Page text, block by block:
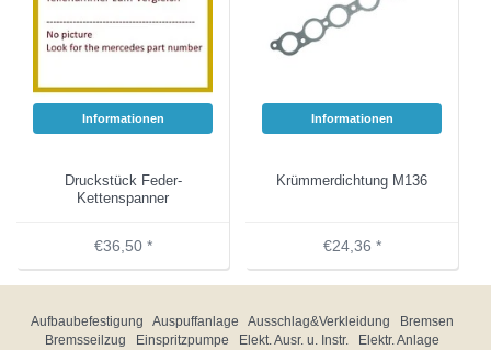
Informationen
Druckstück Feder-
Kettenspanner
€36,50 *
Informationen
Krümmerdichtung M136
€24,36 *
Aufbaubefestigung Auspuffanlage Ausschlag&Verkleidung
Bremsen
Bremsseilzug
Einspritzpumpe Elekt. Ausr. u. Instr.
Elektr. Anlage